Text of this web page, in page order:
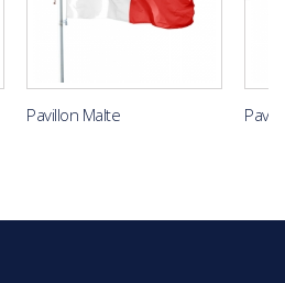
Pavillon Malte